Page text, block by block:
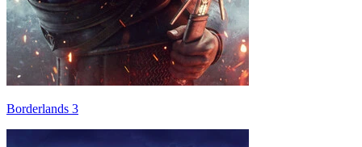
Borderlands 3